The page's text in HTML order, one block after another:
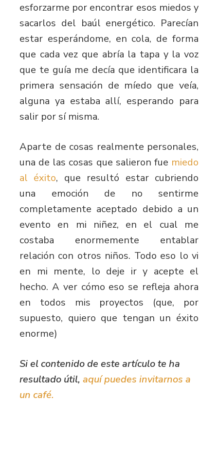
esforzarme por encontrar esos miedos y
sacarlos del baúl energético. Parecían
estar esperándome, en cola, de forma
que cada vez que abría la tapa y la voz
que te guía me decía que identificara la
primera sensación de míedo que veía,
alguna ya estaba allí, esperando para
salir por sí misma.
Aparte de cosas realmente personales,
una de las cosas que salieron fue miedo
al éxito, que resultó estar cubriendo
una emoción de no sentirme
completamente aceptado debido a un
evento en mi niñez, en el cual me
costaba enormemente entablar
relación con otros niños. Todo eso lo vi
en mi mente, lo deje ir y acepte el
hecho. A ver cómo eso se refleja ahora
en todos mis proyectos (que, por
supuesto, quiero que tengan un éxito
enorme)
Si el contenido de este artículo te ha
resultado útil, aquí puedes invitarnos a
un café.